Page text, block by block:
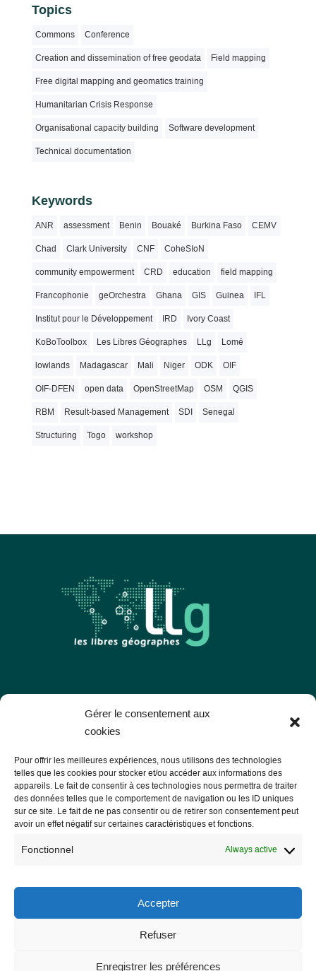
Gérer le consentement aux
cookies
Pour offrir les meilleures expériences, nous utilisons des technologies
telles que les cookies pour stocker et/ou accéder aux informations des
appareils. Le fait de consentir à ces technologies nous permettra de traiter
des données telles que le comportement de navigation ou les ID uniques
sur ce site. Le fait de ne pas consentir ou de retirer son consentement peut
avoir un effet négatif sur certaines caractéristiques et fonctions.
Fonctionnel Always active
Accepter
Refuser
Enregistrer les préférences
Topics
Commons Conference
Creation and dissemination of free geodata Field mapping
Free digital mapping and geomatics training
Humanitarian Crisis Response
Organisational capacity building Software development
Technical documentation
Keywords
ANR assessment Benin Bouaké Burkina Faso CEMV
Chad Clark University CNF CoheSIoN
community empowerment CRD education field mapping
Francophonie geOrchestra Ghana GIS Guinea IFL
Institut pour le Développement IRD Ivory Coast
KoBoToolbox Les Libres Géographes LLg Lomé
lowlands Madagascar Mali Niger ODK OIF
OIF-DFEN open data OpenStreetMap OSM QGIS
RBM Result-based Management SDI Senegal
Structuring Togo workshop
Les Libres Géographes
56000 Vannes
— Contact us
Privacy Policy and GDPR